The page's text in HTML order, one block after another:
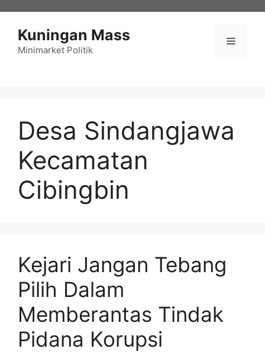
Kuningan Mass
Minimarket Politik
Menu
Desa Sindangjawa
Kecamatan
Cibingbin
Kejari Jangan Tebang
Pilih Dalam
Memberantas Tindak
Pidana Korupsi